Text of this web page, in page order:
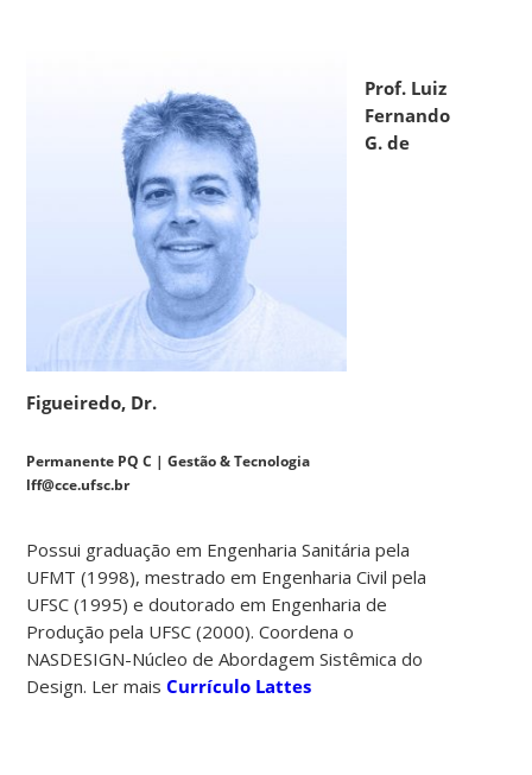
Prof. Luiz
Fernando
G. de
Figueiredo, Dr.
Permanente PQ C | Gestão & Tecnologia
lff@cce.ufsc.br
Possui graduação em Engenharia Sanitária pela
UFMT (1998), mestrado em Engenharia Civil pela
UFSC (1995) e doutorado em Engenharia de
Produção pela UFSC (2000). Coordena o
NASDESIGN-Núcleo de Abordagem Sistêmica do
Design. Ler maisCurrículo Lattes